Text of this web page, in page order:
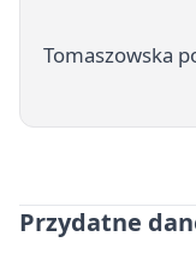
Tomaszowska
Przydatne